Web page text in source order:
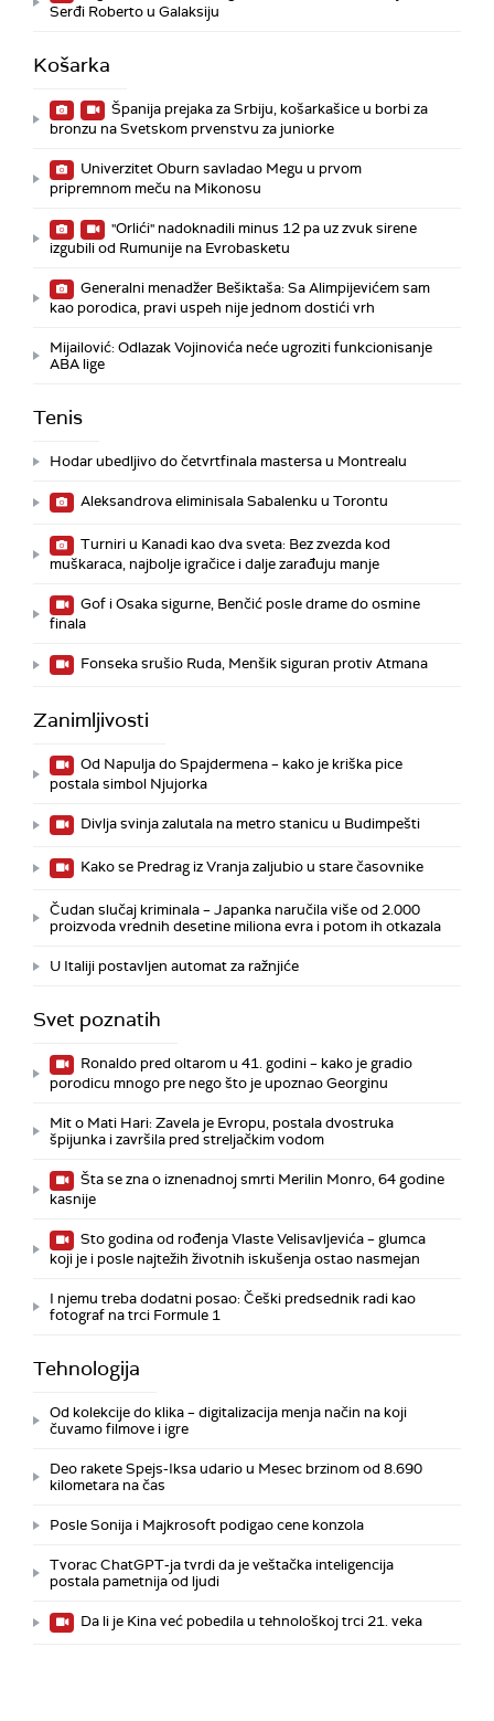
Serđi Roberto u Galaksiju
Košarka
Španija prejaka za Srbiju, košarkašice u borbi za
bronzu na Svetskom prvenstvu za juniorke
Univerzitet Oburn savladao Megu u prvom
pripremnom meču na Mikonosu
"Orlići" nadoknadili minus 12 pa uz zvuk sirene
izgubili od Rumunije na Evrobasketu
Generalni menadžer Bešiktaša: Sa Alimpijevićem sam
kao porodica, pravi uspeh nije jednom dostići vrh
Mijailović: Odlazak Vojinovića neće ugroziti funkcionisanje
ABA lige
Tenis
Hodar ubedljivo do četvrtfinala mastersa u Montrealu
Aleksandrova eliminisala Sabalenku u Torontu
Turniri u Kanadi kao dva sveta: Bez zvezda kod
muškaraca, najbolje igračice i dalje zarađuju manje
Gof i Osaka sigurne, Benčić posle drame do osmine
finala
Fonseka srušio Ruda, Menšik siguran protiv Atmana
Zanimljivosti
Od Napulja do Spajdermena – kako je kriška pice
postala simbol Njujorka
Divlja svinja zalutala na metro stanicu u Budimpešti
Kako se Predrag iz Vranja zaljubio u stare časovnike
Čudan slučaj kriminala – Japanka naručila više od 2.000
proizvoda vrednih desetine miliona evra i potom ih otkazala
U Italiji postavljen automat za ražnjiće
Svet poznatih
Ronaldo pred oltarom u 41. godini – kako je gradio
porodicu mnogo pre nego što je upoznao Georginu
Mit o Mati Hari: Zavela je Evropu, postala dvostruka
špijunka i završila pred streljačkim vodom
Šta se zna o iznenadnoj smrti Merilin Monro, 64 godine
kasnije
Sto godina od rođenja Vlaste Velisavljevića – glumca
koji je i posle najtežih životnih iskušenja ostao nasmejan
I njemu treba dodatni posao: Češki predsednik radi kao
fotograf na trci Formule 1
Tehnologija
Od kolekcije do klika – digitalizacija menja način na koji
čuvamo filmove i igre
Deo rakete Spejs-Iksa udario u Mesec brzinom od 8.690
kilometara na čas
Posle Sonija i Majkrosoft podigao cene konzola
Tvorac ChatGPT-ja tvrdi da je veštačka inteligencija
postala pametnija od ljudi
Da li je Kina već pobedila u tehnološkoj trci 21. veka